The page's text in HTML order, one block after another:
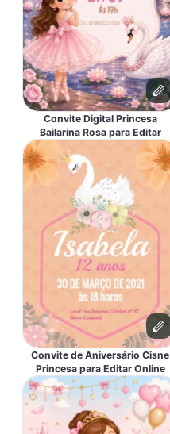
Convite Digital Princesa
Bailarina Rosa para Editar
Convite de Aniversário Cisne
Princesa para Editar Online